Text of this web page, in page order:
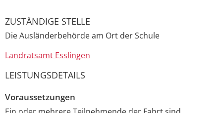
ZUSTÄNDIGE STELLE
Die Ausländerbehörde am Ort der Schule
Landratsamt Esslingen
LEISTUNGSDETAILS
Voraussetzungen